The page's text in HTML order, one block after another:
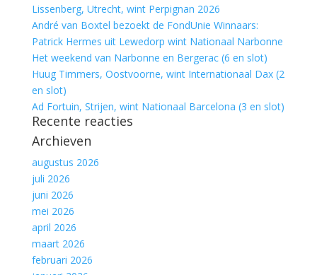
Lissenberg, Utrecht, wint Perpignan 2026
André van Boxtel bezoekt de FondUnie Winnaars:
Patrick Hermes uit Lewedorp wint Nationaal Narbonne
Het weekend van Narbonne en Bergerac (6 en slot)
Huug Timmers, Oostvoorne, wint Internationaal Dax (2
en slot)
Ad Fortuin, Strijen, wint Nationaal Barcelona (3 en slot)
Recente reacties
Archieven
augustus 2026
juli 2026
juni 2026
mei 2026
april 2026
maart 2026
februari 2026